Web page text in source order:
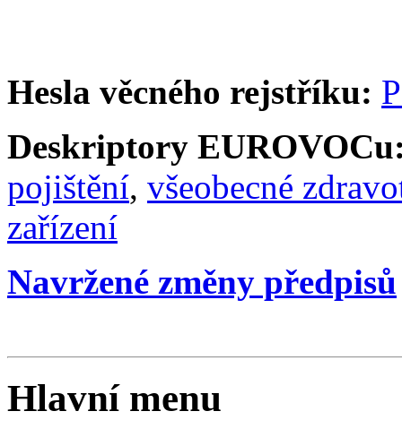
Hesla věcného rejstříku:
Deskriptory
pojištění, všeobecné
zařízení
Navržené změny předpisů
Hlavní menu